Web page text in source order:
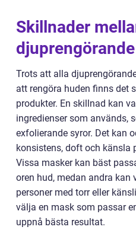
Skillnader
Trots att alla
att rengöra huden finns det
produkter. En skillnad kan
ingredienser som används,
exfolierande syror. Det kan
konsistens, doft och känsla
Vissa masker kan bäst
oren hud, medan andra kan
personer med torr eller
välja en mask som passar
uppnå bästa resultat.